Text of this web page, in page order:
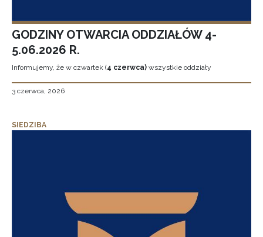
GODZINY OTWARCIA ODDZIAŁÓW 4-
5.06.2026 R.
Informujemy, że w czwartek (4 czerwca) wszystkie oddziały
3 czerwca, 2026
SIEDZIBA